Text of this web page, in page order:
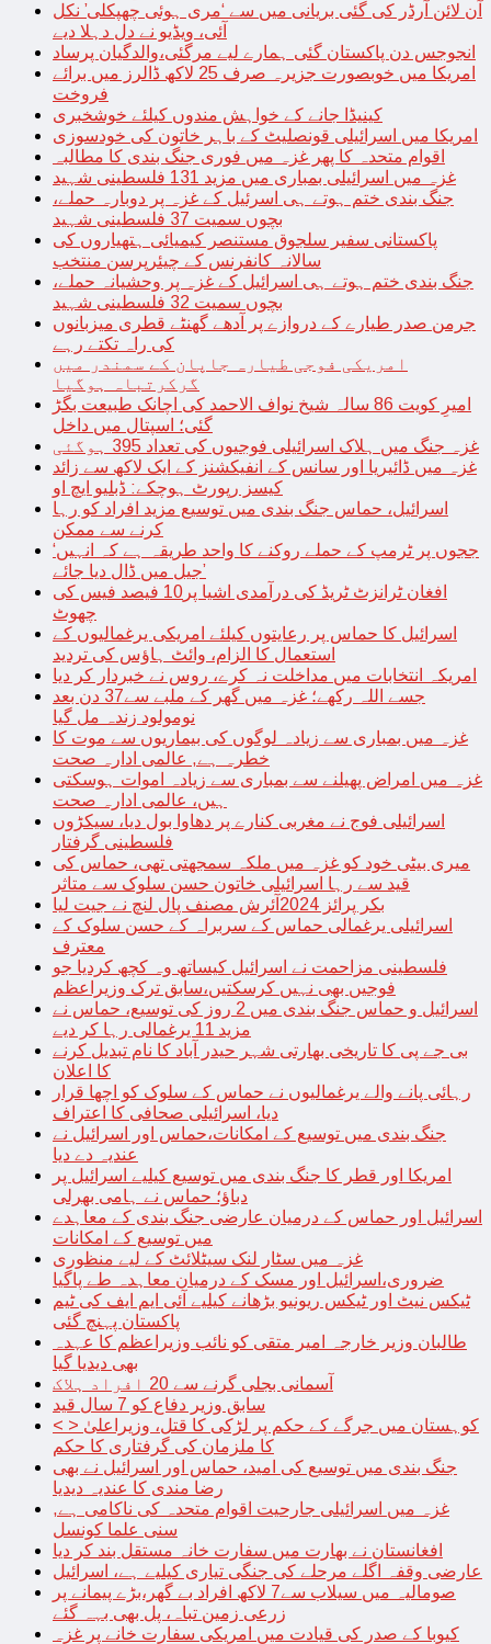
آن لائن آرڈر کی گئی بریانی میں سے ‘مری ہوئی چھپکلی’ نکل
آئی، ویڈیو نے دل دہلا دیے
انجوجس دن پاکستان گئی ہمارے لیے مرگئی،والدگیان پرساد
امریکا میں خوبصورت جزیرہ صرف 25 لاکھ ڈالرز میں برائے
فروخت
کینیڈا جانے کے خواہش مندوں کیلئے خوشخبری
امریکا میں اسرائیلی قونصلیٹ کے باہر خاتون کی خودسوزی
اقوام متحدہ کا پھر غزہ میں فوری جنگ بندی کا مطالبہ
غزہ میں اسرائیلی بمباری میں مزید 131 فلسطینی شہید
جنگ بندی ختم ہوتے ہی اسرئیل کے غزہ پر دوبارہ حملے،
بچوں سمیت 37 فلسطینی شہید
پاکستانی سفیر سلجوق مستنصر کیمیائی ہتھیاروں کی
سالانہ کانفرنس کے چیئرپرسن منتخب
جنگ بندی ختم ہوتے ہی اسرائیل کے غزہ پر وحشیانہ حملے،
بچوں سمیت 32 فلسطینی شہید
جرمن صدر طیارے کے دروازے پر آدھے گھنٹے قطری میزبانوں
کی راہ تکتے رہے
امریکی فوجی طیارہ جاپان کے سمندر میں
گرکرتباہ ہوگیا
امیرِ کویت 86 سالہ شیخ نواف الاحمد کی اچانک طبیعت بگڑ
گئی؛ اسپتال میں داخل
غزہ جنگ میں ہلاک اسرائیلی فوجیوں کی تعداد 395 ہوگئی
غزہ میں ڈائیریا اور سانس کے انفیکشنز کے ایک لاکھ سے زائد
کیسز رپورٹ ہوچکے: ڈبلیو ایچ او
اسرائیل، حماس جنگ بندی میں توسیع مزید افراد کو رہا
کرنے سے ممکن
‘ججوں پر ٹرمپ کے حملے روکنے کا واحد طریقہ ہے کہ انہیں
جیل میں ڈال دیا جائے’
افغان ٹرانزٹ ٹریڈ کی درآمدی اشیا پر10 فیصد فیس کی
چھوٹ
اسرائیل کا حماس پر رعایتوں کیلئے امریکی یرغمالیوں کے
استعمال کا الزام، وائٹ ہاؤس کی تردید
امریکہ انتخابات میں مداخلت نہ کرے، روس نے خبردار کر دیا
جسے اللہ رکھے؛ غزہ میں گھر کے ملبے سے37 دن بعد
نومولود زندہ مل گیا
غزہ میں بمباری سے زیادہ لوگوں کی بیماریوں سے موت کا
خطرہ ہے, عالمی ادارہ صحت
غزہ میں امراض پھیلنے سے بمباری سے زیادہ اموات ہوسکتی
ہیں، عالمی ادارہ صحت
اسرائیلی فوج نے مغربی کنارے پر دھاوا بول دیا، سیکڑوں
فلسطینی گرفتار
میری بیٹی خود کو غزہ میں ملکہ سمجھتی تھی، حماس کی
قید سے رہا اسرائیلی خاتون حسن سلوک سے متاثر
بکر پرائز 2024آئرش مصنف پال لنچ نے جیت لیا
اسرائیلی یرغمالی حماس کے سربراہ کے حسن سلوک کے
معترف
فلسطینی مزاحمت نے اسرائیل کیساتھ وہ کچھ کردیا جو
فوجیں بھی نہیں کرسکتیں،سابق ترک وزیراعظم
اسرائیل و حماس جنگ بندی میں 2 روز کی توسیع، حماس نے
مزید 11 یرغمالی رہا کر دیے
بی جے پی کا تاریخی بھارتی شہر حیدر آباد کا نام تبدیل کرنے
کا اعلان
رہائی پانے والے یرغمالیوں نے حماس کے سلوک کو اچھا قرار
دیا، اسرائیلی صحافی کا اعتراف
جنگ بندی میں توسیع کے امکانات،حماس اور اسرائیل نے
عندیہ دے دیا
امریکا اور قطر کا جنگ بندی میں توسیع کیلیے اسرائیل پر
دباؤ؛ حماس نے ہامی بھرلی
اسرائیل اور حماس کے درمیان عارضی جنگ بندی کے معاہدے
میں توسیع کے امکانات
غزہ میں سٹار لنک سیٹلائٹ کے لیے منظوری
ضروری،اسرائیل اور مسک کے درمیان معاہدہ طے پاگیا
ٹیکس نیٹ اور ٹیکس ریونیو بڑھانے کیلیے آئی ایم ایف کی ٹیم
پاکستان پہنچ گئی
طالبان وزیر خارجہ امیر متقی کو نائب وزیراعظم کا عہدہ
بھی دیدیا گیا
آسمانی بجلی گرنے سے 20 افراد ہلاک
سابق وزیر دفاع کو 7 سال قید
< > کوہستان میں جرگے کے حکم پر لڑکی کا قتل، وزیراعلیٰ
کا ملزمان کی گرفتاری کا حکم
جنگ بندی میں توسیع کی امید، حماس اور اسرائیل نے بھی
رضا مندی کا عندیہ دیدیا
غزہ میں اسرائیلی جارحیت اقوام متحدہ کی ناکامی ہے,
سنی علما کونسل
افغانستان نے بھارت میں سفارت خانہ مستقل بند کر دیا
عارضی وقفہ اگلے مرحلے کی جنگی تیاری کیلیے ہے، اسرائیل
صومالیہ میں سیلاب سے7 لاکھ افراد بے گھر،بڑے پیمانے پر
زرعی زمین تباہ، پل بھی بہہ گئے
کیوبا کے صدر کی قیادت میں امریکی سفارت خانے پر غزہ